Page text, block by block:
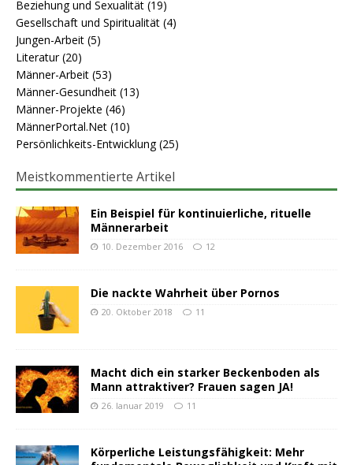
Beziehung und Sexualität (19)
Gesellschaft und Spiritualität (4)
Jungen-Arbeit (5)
Literatur(20)
Männer-Arbeit (53)
Männer-Gesundheit (13)
Männer-Projekte (46)
MännerPortal.Net (10)
Persönlichkeits-Entwicklung(25)
Meistkommentierte Artikel
Ein Beispiel für kontinuierliche, rituelle
Männerarbeit
10. Dezember 2016 12
Die nackte Wahrheit über Pornos
20. Oktober 2018 11
Macht dich ein starker Beckenboden als
Mann attraktiver? Frauen sagen JA!
26. Januar 2019 11
Körperliche Leistungsfähigkeit: Mehr